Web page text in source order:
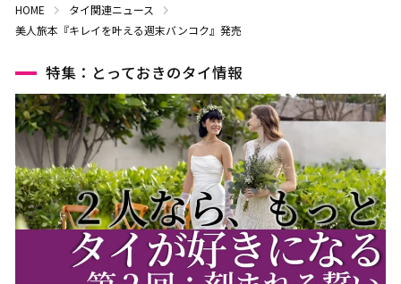
HOME
タイ関連ニュース
美人旅本『キレイを叶える週末バンコク』発売
特集：とっておきのタイ情報